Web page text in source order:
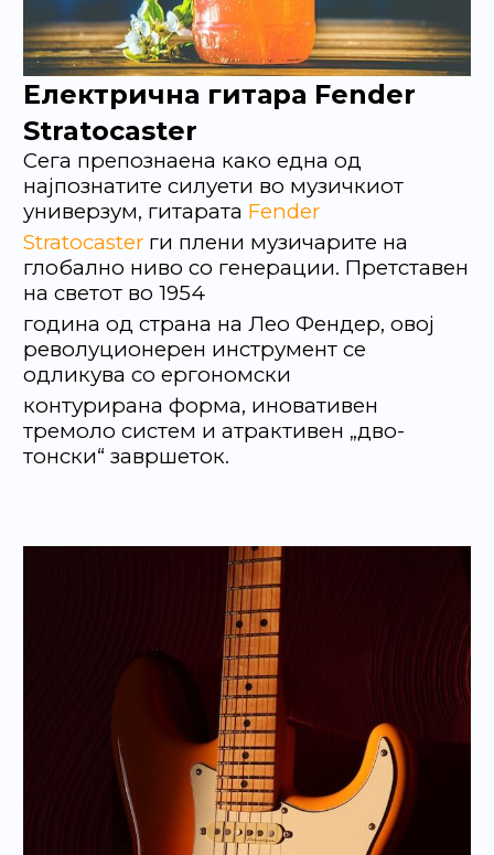
Електрична гитара Fender
Stratocaster
Сега препознаена како една од
најпознатите силуети во музичкиот
универзум, гитарата Fender
Stratocaster ги плени музичарите на
глобално ниво со генерации. Претставен
на светот во 1954
година од страна на Лео Фендер, овој
револуционерен инструмент се
одликува со ергономски
контурирана форма, иновативен
тремоло систем и атрактивен „дво-
тонски“ завршеток.